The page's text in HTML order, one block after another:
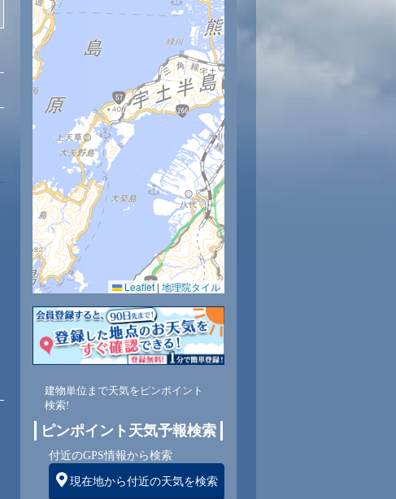
17時 20時 21時 22時
32 31 29 29
0.0 0.0 0.0
61 64 66 63
東 東 東 東
4 3 3 3
Leaflet | 地理院タイル
建物単位まで天気をピンポイント
検索!
ピンポイント天気予報検索
付近のGPS情報から検索
現在地から付近の天気を検索